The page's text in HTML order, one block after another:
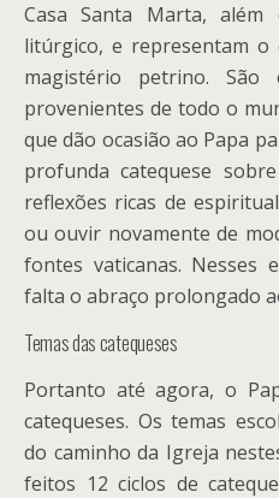
Casa Santa Marta, além
litúrgico, e representam o
magistério petrino. São
provenientes de todo o
que dão ocasião ao Papa
profunda catequese
reflexões ricas de
ou ouvir novamente de
fontes vaticanas. Nesses
falta o abraço prolongado
Temas das catequeses
Portanto até agora, o
catequeses. Os temas
do caminho da Igreja
feitos 12 ciclos de